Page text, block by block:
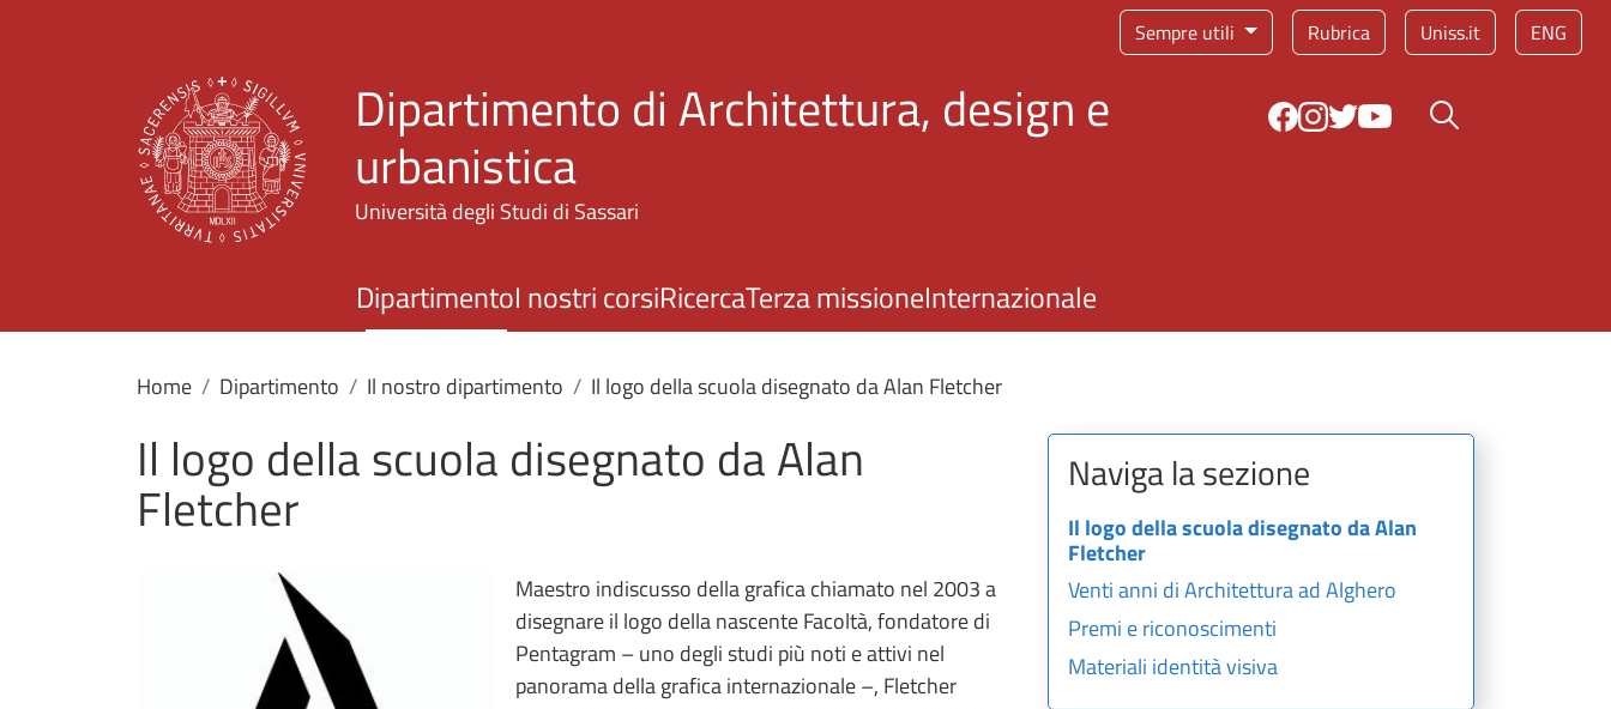
Sempre utili Rubrica Uniss.it ENG
Dipartimento di Architettura, design e
urbanistica
Università degli Studi di Sassari
Bottone cerca
DipartimentoI nostri corsiRicercaTerza missioneInternazionale
Home Dipartimento Il nostro dipartimento Il logo della scuola disegnato da Alan Fletcher
Il logo della scuola disegnato da Alan
Fletcher
Maestro indiscusso della grafica chiamato nel 2003 a
disegnare il logo della nascente Facoltà, fondatore di
Pentagram – uno degli studi più noti e attivi nel
panorama della grafica internazionale –, Fletcher
Naviga la sezione
Il logo della scuola disegnato da Alan
Fletcher
Venti anni di Architettura ad Alghero
Premi e riconoscimenti
Materiali identità visiva